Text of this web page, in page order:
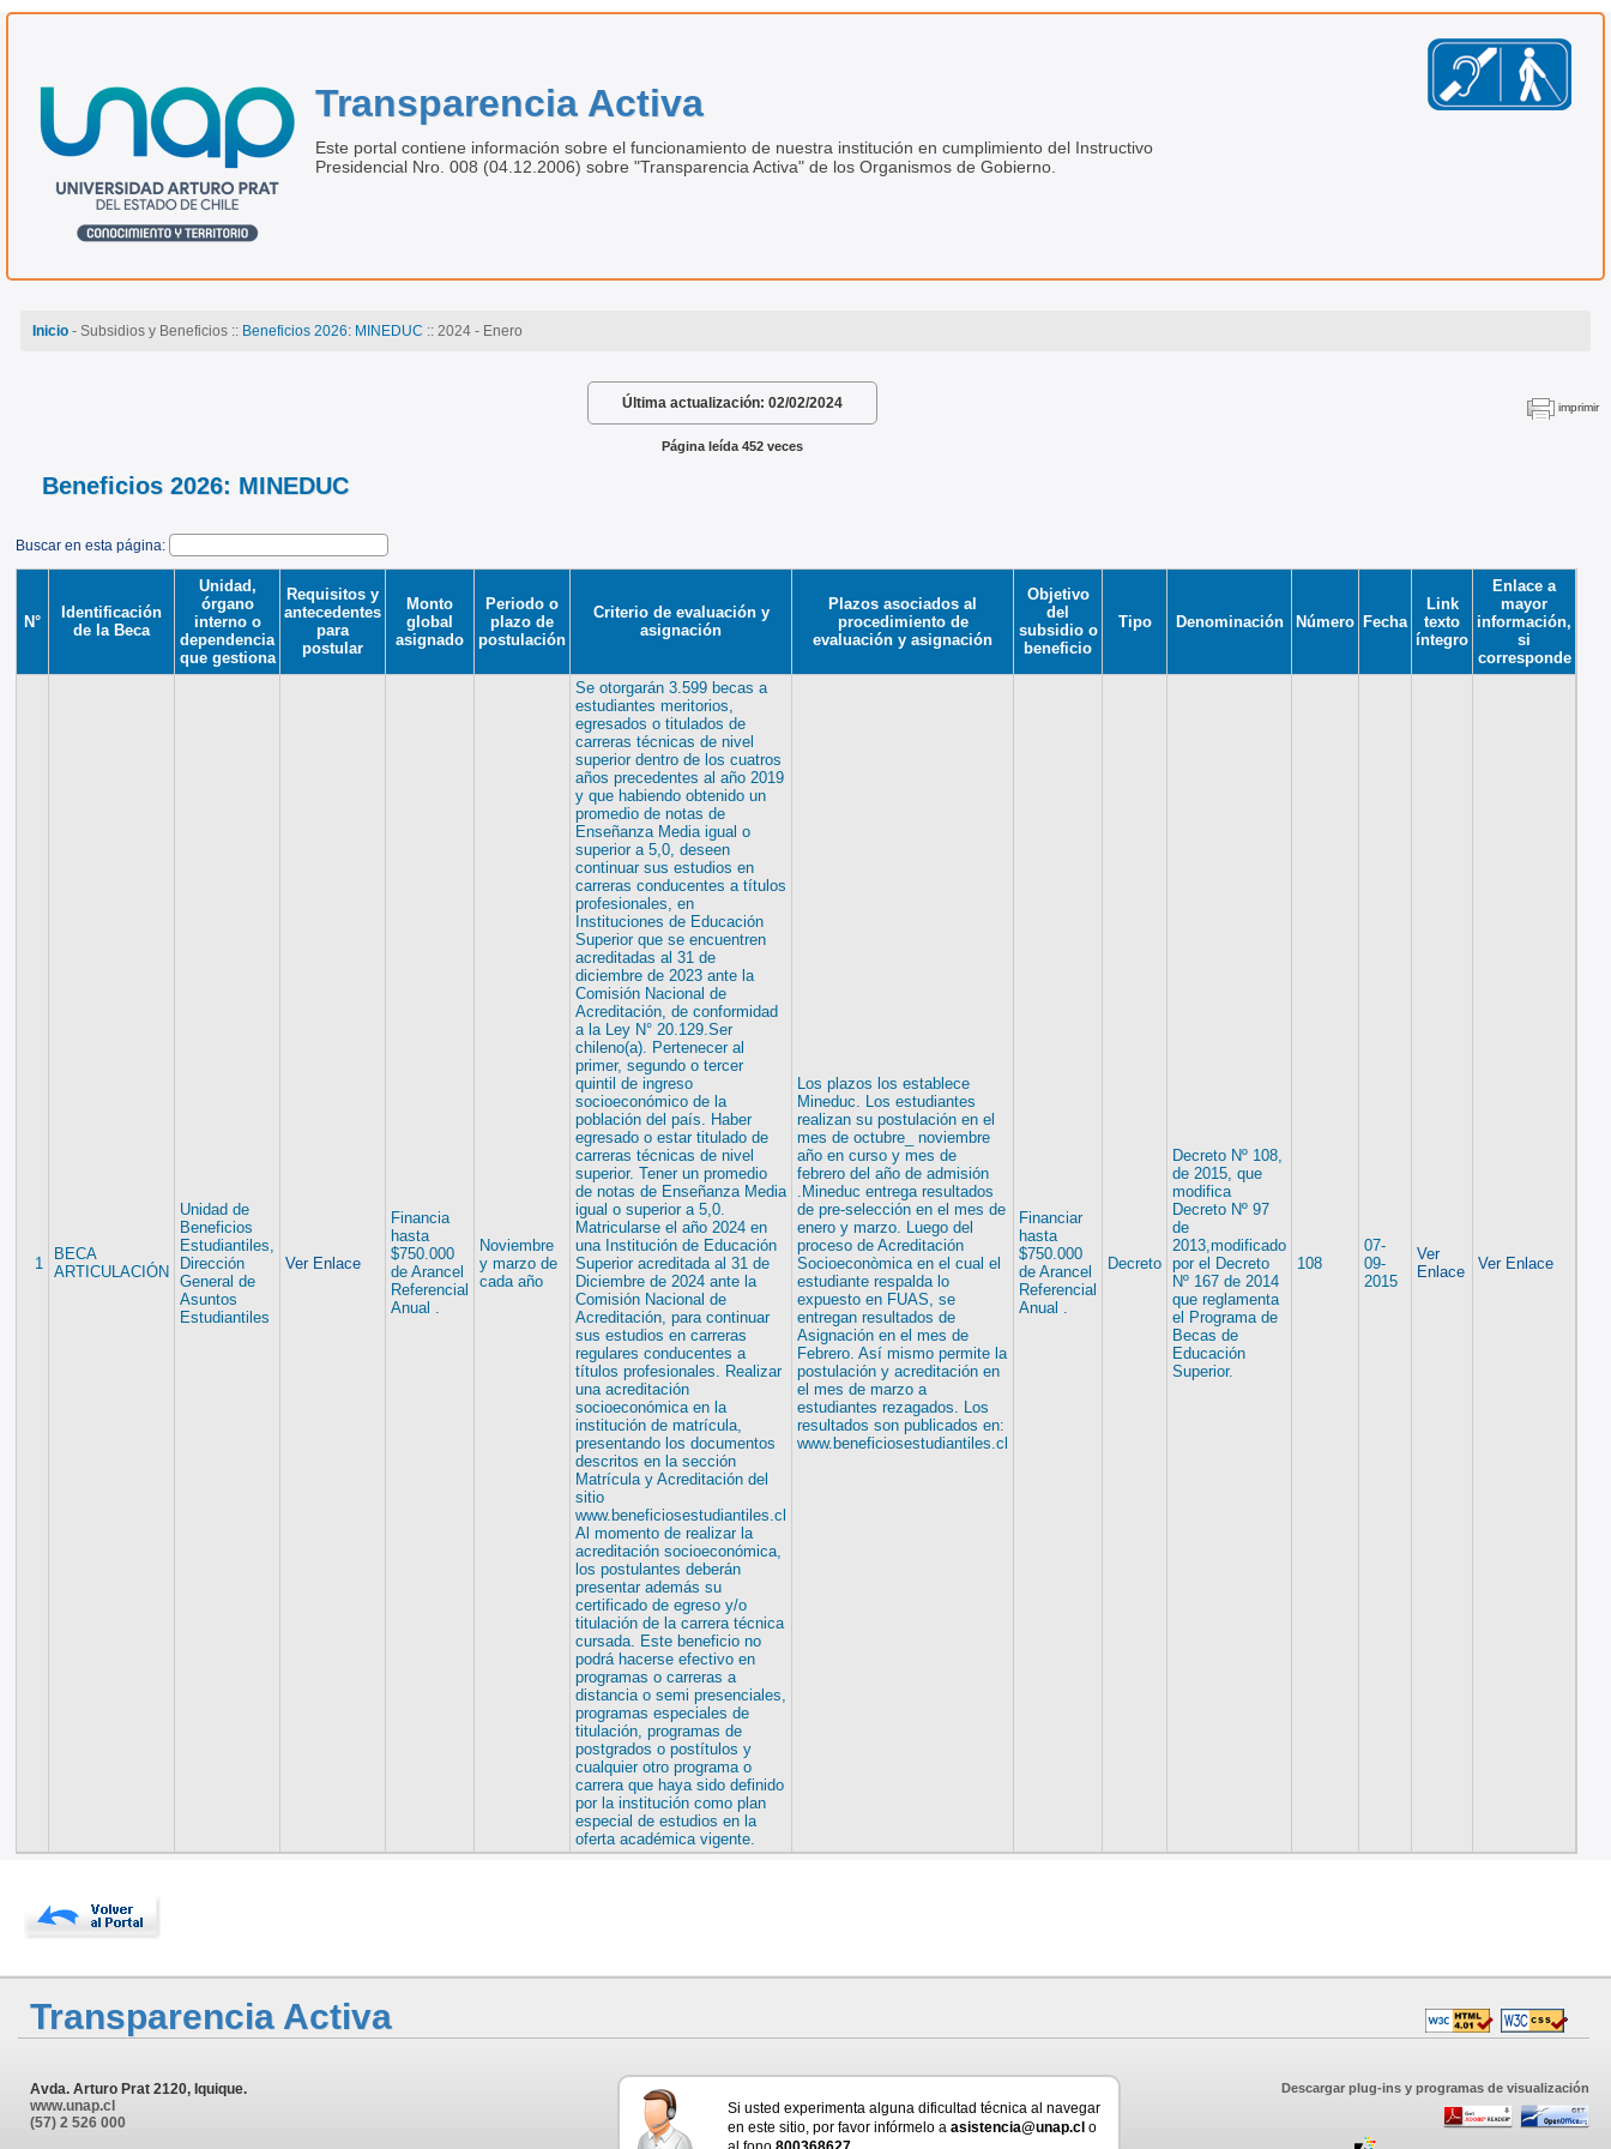
Transparencia Activa
Este portal contiene información sobre el funcionamiento de nuestra institución en cumplimiento del Instructivo
Presidencial Nro. 008 (04.12.2006) sobre "Transparencia Activa" de los Organismos de Gobierno.
Inicio- Subsidios y Beneficios :: Beneficios 2026: MINEDUC :: 2024 - Enero
imprimir
Última actualización: 02/02/2024
Página leída 452 veces
Beneficios 2026: MINEDUC
Buscar en esta página:
N°
Identificación
de la Beca
Unidad,
órgano
interno o
dependencia
que gestiona
Requisitos y
antecedentes
para
postular
Monto
global
asignado
Periodo o
plazo de
postulación
Criterio de evaluación y
asignación
Plazos asociados al
procedimiento de
evaluación y asignación
Objetivo
del
subsidio o
beneficio
Tipo Denominación Número Fecha
Link
texto
íntegro
Enlace a
mayor
información,
si
corresponde
1
BECA
ARTICULACIÓN
Unidad de
Beneficios
Estudiantiles,
Dirección
General de
Asuntos
Estudiantiles
Ver Enlace
Financia
hasta
$750.000
de Arancel
Referencial
Anual .
Noviembre
y marzo de
cada año
Se otorgarán 3.599 becas a
estudiantes meritorios,
egresados o titulados de
carreras técnicas de nivel
superior dentro de los cuatros
años precedentes al año 2019
y que habiendo obtenido un
promedio de notas de
Enseñanza Media igual o
superior a 5,0, deseen
continuar sus estudios en
carreras conducentes a títulos
profesionales, en
Instituciones de Educación
Superior que se encuentren
acreditadas al 31 de
diciembre de 2023 ante la
Comisión Nacional de
Acreditación, de conformidad
a la Ley N° 20.129.Ser
chileno(a). Pertenecer al
primer, segundo o tercer
quintil de ingreso
socioeconómico de la
población del país. Haber
egresado o estar titulado de
carreras técnicas de nivel
superior. Tener un promedio
de notas de Enseñanza Media
igual o superior a 5,0.
Matricularse el año 2024 en
una Institución de Educación
Superior acreditada al 31 de
Diciembre de 2024 ante la
Comisión Nacional de
Acreditación, para continuar
sus estudios en carreras
regulares conducentes a
títulos profesionales. Realizar
una acreditación
socioeconómica en la
institución de matrícula,
presentando los documentos
descritos en la sección
Matrícula y Acreditación del
sitio
www.beneficiosestudiantiles.cl
Al momento de realizar la
acreditación socioeconómica,
los postulantes deberán
presentar además su
certificado de egreso y/o
titulación de la carrera técnica
cursada. Este beneficio no
podrá hacerse efectivo en
programas o carreras a
distancia o semi presenciales,
programas especiales de
titulación, programas de
postgrados o postítulos y
cualquier otro programa o
carrera que haya sido definido
por la institución como plan
especial de estudios en la
oferta académica vigente.
Los plazos los establece
Mineduc. Los estudiantes
realizan su postulación en el
mes de octubre_ noviembre
año en curso y mes de
febrero del año de admisión
.Mineduc entrega resultados
de pre-selección en el mes de
enero y marzo. Luego del
proceso de Acreditación
Socioeconòmica en el cual el
estudiante respalda lo
expuesto en FUAS, se
entregan resultados de
Asignación en el mes de
Febrero. Así mismo permite la
postulación y acreditación en
el mes de marzo a
estudiantes rezagados. Los
resultados son publicados en:
www.beneficiosestudiantiles.cl
Financiar
hasta
$750.000
de Arancel
Referencial
Anual .
Decreto
Decreto Nº 108,
de 2015, que
modifica
Decreto Nº 97
de
2013,modificado
por el Decreto
Nº 167 de 2014
que reglamenta
el Programa de
Becas de
Educación
Superior.
108
07-
09-
2015
Ver
Enlace
Ver Enlace
Transparencia Activa
Avda. Arturo Prat 2120, Iquique.
www.unap.cl
(57) 2 526 000
Si usted experimenta alguna dificultad técnica al navegar
en este sitio, por favor infórmelo a asistencia@unap.cl o
Descargar plug-ins y programas de visualización